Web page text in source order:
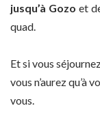
jusqu’à Gozo et
quad.
Et si vous
vous n’aurez qu’à
vous.